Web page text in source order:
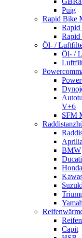
Puig
Rapid Bike
Rapid
Öl- /
Öl- /
V+6
SFM
Aprilia
BMW
Ducati
Honda
Suzuki
Capit